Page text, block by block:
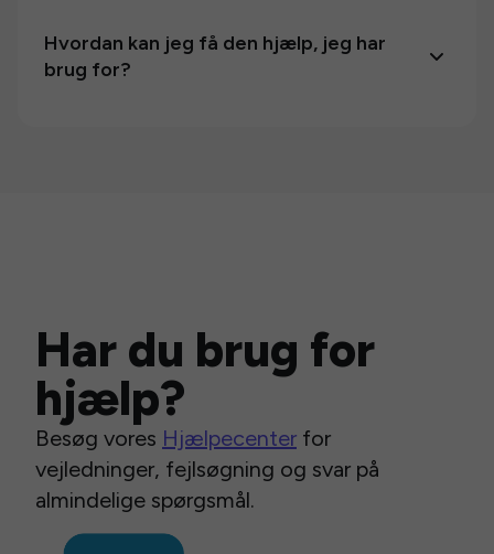
Hvordan kan jeg få den hjælp, jeg har
brug for?
Har du brug for
hjælp?
Besøg vores Hjælpecenter for
vejledninger, fejlsøgning og svar på
almindelige spørgsmål.